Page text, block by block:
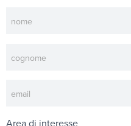
Area di interesse